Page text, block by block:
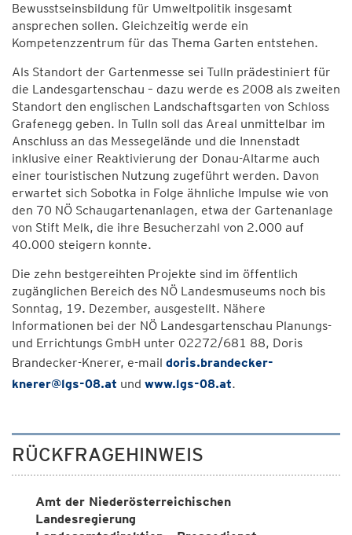
Bewusstseinsbildung für Umweltpolitik insgesamt
ansprechen sollen. Gleichzeitig werde ein
Kompetenzzentrum für das Thema Garten entstehen.
Als Standort der Gartenmesse sei Tulln prädestiniert für
die Landesgartenschau – dazu werde es 2008 als zweiten
Standort den englischen Landschaftsgarten von Schloss
Grafenegg geben. In Tulln soll das Areal unmittelbar im
Anschluss an das Messegelände und die Innenstadt
inklusive einer Reaktivierung der Donau-Altarme auch
einer touristischen Nutzung zugeführt werden. Davon
erwartet sich Sobotka in Folge ähnliche Impulse wie von
den 70 NÖ Schaugartenanlagen, etwa der Gartenanlage
von Stift Melk, die ihre Besucherzahl von 2.000 auf
40.000 steigern konnte.
Die zehn bestgereihten Projekte sind im öffentlich
zugänglichen Bereich des NÖ Landesmuseums noch bis
Sonntag, 19. Dezember, ausgestellt. Nähere
Informationen bei der NÖ Landesgartenschau Planungs-
und Errichtungs GmbH unter 02272/681 88, Doris
Brandecker-Knerer, e-mail doris.brandecker-
knerer@lgs-08.at und www.lgs-08.at.
RÜCKFRAGEHINWEIS
Amt der Niederösterreichischen
Landesregierung